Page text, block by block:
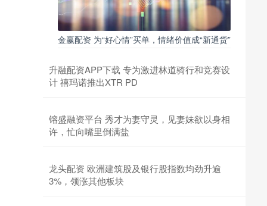
金赢配资 为“好心情”买单，情绪价值成“新通货”
升融配资APP下载 专为激进林道骑行和竞赛设
计 禧玛诺推出XTR PD
镕盛融资平台 秀才为妻守灵，见妻妹欲以身相
许，忙向嘴里倒满盐
龙头配资 欧洲建筑股及银行股指数均劲升逾
3%，领涨其他板块